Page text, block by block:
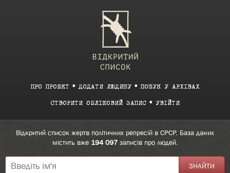
ПРО ПРОЕКТ ДОДАТИ ЛЮДИНУ ПОШУК У АРХІВАХ
СТВОРИТИ ОБЛІКОВИЙ ЗАПИС УВІЙТИ
Відкритий список жертв політичних репресій в СРСР. База даних
містить вже 194 097записів про людей.